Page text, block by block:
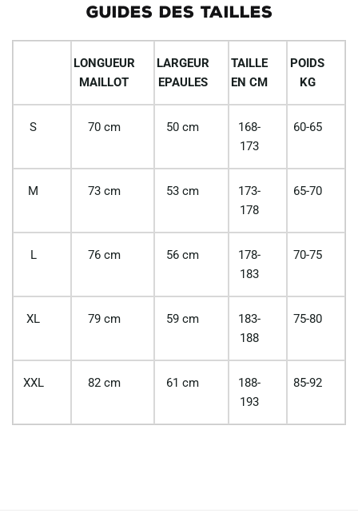
GUIDES DES TAILLES
LONGUEUR
MAILLOT
LARGEUR
EPAULES
TAILLE
EN CM
POIDS
KG
S 70 cm 50 cm
168-
173
60-65
M 73 cm 53 cm
173-
178
65-70
L 76 cm 56 cm
178-
183
70-75
XL 79 cm 59 cm
183-
188
75-80
XXL 82 cm 61 cm
188-
193
85-92